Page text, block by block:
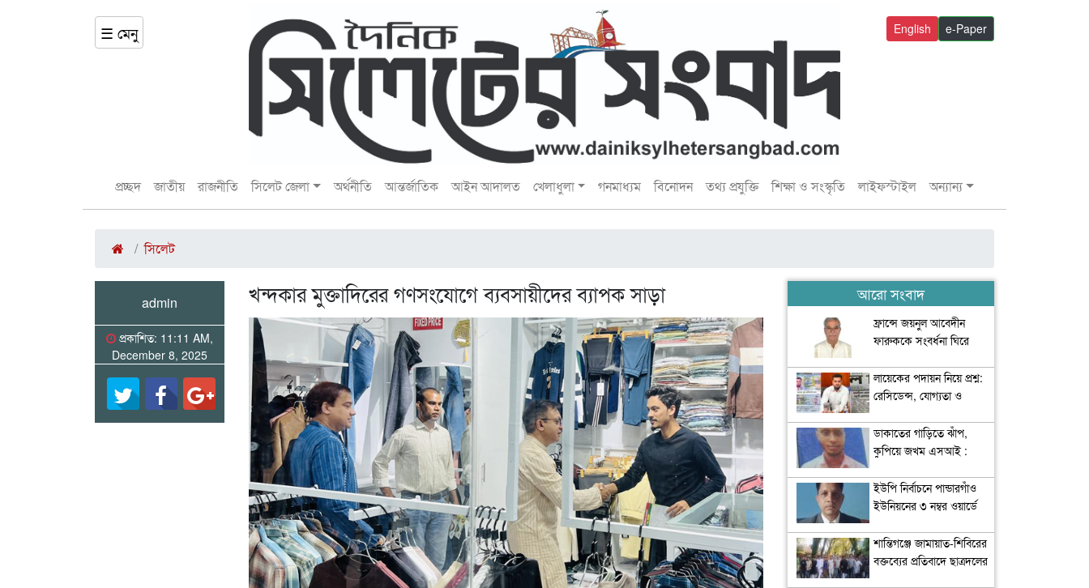
☰ মেনু e-Paper
English
প্রচ্ছদ জাতীয় রাজনীতি সিলেট জেলা অর্থনীতি আন্তর্জাতিক আইন আদালত খেলাধুলা গনমাধ্যম বিনোদন তথ্য প্রযুক্তি শিক্ষা ও সংস্কৃতি লাইফস্টাইল অন্যান্য
সিলেট
admin
প্রকাশিত: 11:11 AM,
December 8, 2025
খন্দকার মুক্তাদিরের গণসংযোগে ব্যবসায়ীদের ব্যাপক সাড়া আরো সংবাদ
ফ্রান্সে জয়নুল আবেদীন
ফারুককে সংবর্ধনা ঘিরে
লায়েকের পদায়ন নিয়ে প্রশ্ন:
রেসিডেন্স, যোগ্যতা ও
ডাকাতের গাড়িতে ঝাঁপ,
কুপিয়ে জখম এসআই :
ইউপি নির্বাচনে পান্ডারগাঁও
ইউনিয়নের ৩ নম্বর ওয়ার্ডে
আবু বকর সিদ্দিক
শান্তিগঞ্জে জামায়াত-শিবিরের
বক্তব্যের প্রতিবাদে ছাত্রদলের